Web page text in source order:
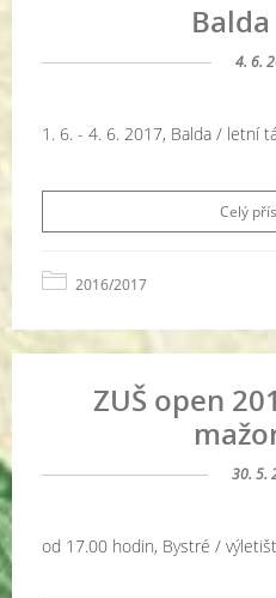
4. 6.
1. 6. - 4. 6. 2017, Balda / letní
Celý
2016/2017
ZUŠ open
30. 5.
od 17.00 hodin, Bystré /